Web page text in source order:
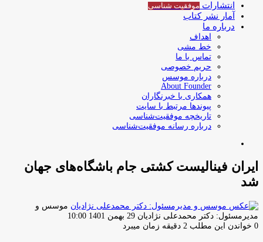
انتشارات موفقیت‌ شناسی
آمار نشر کتاب
درباره ما
اهداف
خط مشی
تماس با ما
حریم خصوصی
درباره موسس
About Founder
همکاری با خبرنگاران
پیوندها مرتبط با سایت
تاریخچه موفقیت‌شناسی
درباره رسانه موفقیت‌شناسی
ایران فینالیست کشتی جام باشگاه‌های جهان
شد
موسس و
مدیرمسئول: دکتر محمدعلی نژادیان ارسال
ایمیل
29 بهمن 1401 10:00
0 خواندن این مطلب 2 دقیقه زمان میبرد